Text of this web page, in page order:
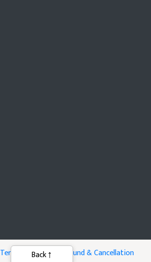
Terms of Service
Refund & Cancellation
Back